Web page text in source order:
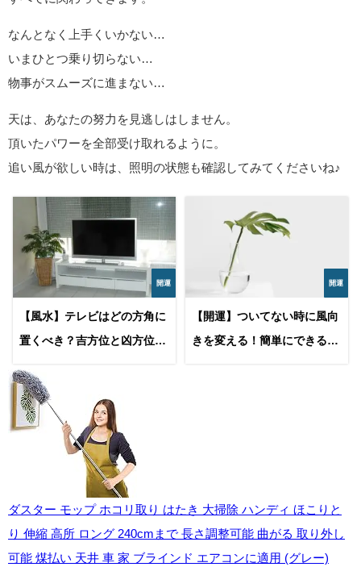
なんとなく上手くいかない…
いまひとつ乗り切らない…
物事がスムーズに進まない…
天は、あなたの努力を見逃しはしません。
頂いたパワーを全部受け取れるように。
追い風が欲しい時は、照明の状態も確認してみてくださいね♪
開運
【風水】テレビはどの方角に
置くべき？吉方位と凶方位・
開運
【開運】ついてない時に風向
きを変える！簡単にできる即
ダスター モップ ホコリ取り はたき 大掃除 ハンディ ほこりと
り 伸縮 高所 ロング 240cmまで 長さ調整可能 曲がる 取り外し
可能 煤払い 天井 車 家 ブラインド エアコンに適用 (グレー)